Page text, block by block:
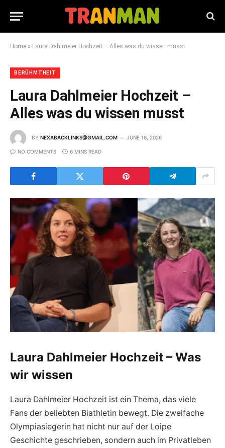
Home » Laura Dahlmeier Hochzeit – Alles was du wissen musst
BERÜHMTHEIT
Laura Dahlmeier Hochzeit –
Alles was du wissen musst
BY NEXABACKLINKS@GMAIL.COM JUNE 16, 2026
NO COMMENTS 6 MINS READ
Laura Dahlmeier Hochzeit – Was
wir wissen
Laura Dahlmeier Hochzeit ist ein Thema, das viele
Fans der beliebten Biathletin bewegt. Die zweifache
Olympiasiegerin hat nicht nur auf der Loipe
Geschichte geschrieben, sondern auch im Privatleben